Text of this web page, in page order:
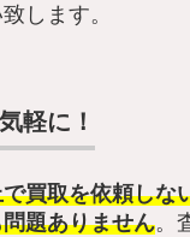
します。
軽に！
買取を依頼しな
題ありません。